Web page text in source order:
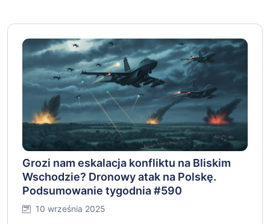
Grozi nam eskalacja konfliktu na Bliskim
Wschodzie? Dronowy atak na Polskę.
Podsumowanie tygodnia #590
10 września 2025